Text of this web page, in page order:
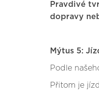
Pravdivé
dopravy
Mýtus 5:
Podle
Přitom je